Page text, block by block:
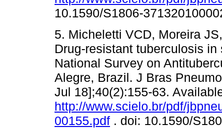
10.1590/S1806-
5. Micheletti VCD, Moreira
Drug-resistant tuberculosis
National Survey on
Alegre, Brazil. J Bras
Jul 18];40(2):155-63.
http://www.scielo.br/pdf/
00155.pdf . doi: 10.1590/